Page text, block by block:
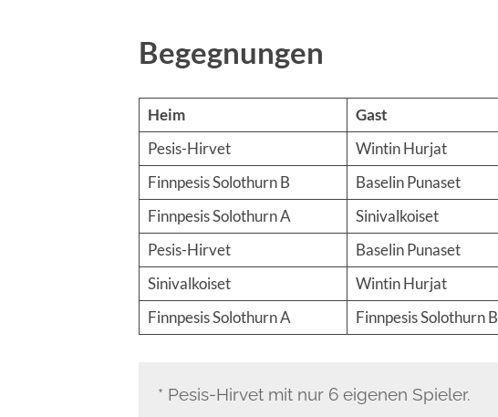
Begegnungen
Heim Gast
Pesis-Hirvet
Wintin Hurjat
Finnpesis Solothurn B
Baselin Punaset
Finnpesis Solothurn A
Sinivalkoiset
Pesis-Hirvet
Baselin Punaset
Sinivalkoiset
Wintin Hurjat
Finnpesis Solothurn A
Finnpesis Solothurn B
* Pesis-Hirvet mit nur 6 eigenen Spieler.